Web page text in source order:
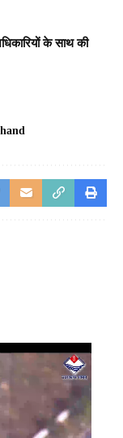
के साथ की